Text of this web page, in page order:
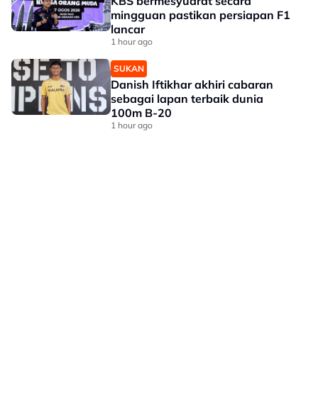
mingguan pastikan persiapan F1
lancar
1 hour ago
SUKAN
Danish Iftikhar akhiri cabaran
sebagai lapan terbaik dunia
100m B-20
1 hour ago